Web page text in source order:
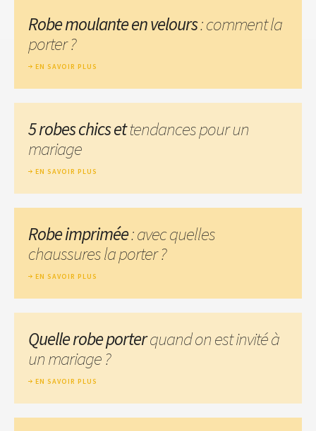
Robe moulante en velours: comment la
porter ?
EN SAVOIR PLUS
5 robes chics ettendances pour un
mariage
EN SAVOIR PLUS
Robe imprimée: avec quelles
chaussures la porter ?
EN SAVOIR PLUS
Quelle robe porterquand on est invité à
un mariage ?
EN SAVOIR PLUS